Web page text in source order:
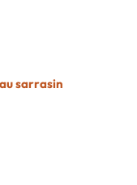
sarrasin